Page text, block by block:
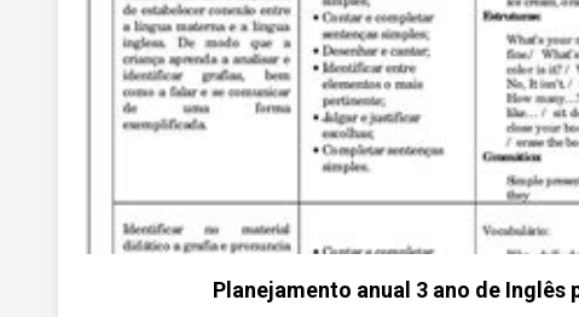
Planejamento anual 3 ano de